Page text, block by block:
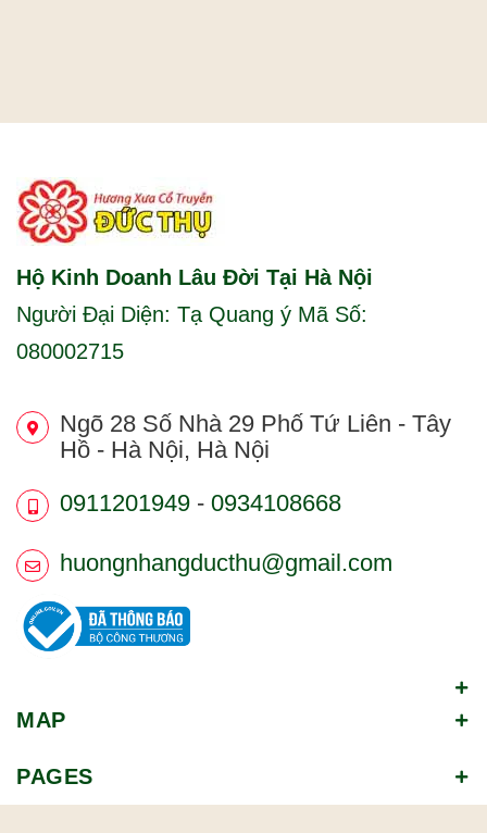
Hộ Kinh Doanh Lâu Đời Tại Hà Nội
Người Đại Diện: Tạ Quang ý Mã Số:
080002715
Ngõ 28 Số Nhà 29 Phố Tứ Liên - Tây
Hồ - Hà Nội, Hà Nội
0911201949 - 0934108668
huongnhangducthu@gmail.com
MAP
PAGES